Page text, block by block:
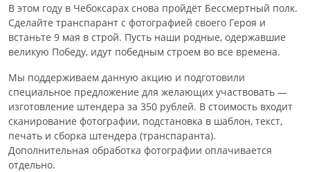
В этом году в Чебоксарах снова пройдёт Бессмертный полк.
Сделайте транспарант с фотографией своего Героя и
встаньте 9 мая в строй. Пусть наши родные, одержавшие
великую Победу, идут победным строем во все времена.
Мы поддерживаем данную акцию и подготовили
специальное предложение для желающих участвовать —
изготовление штендера за 350 рублей. В стоимость входит
сканирование фотографии, подстановка в шаблон, текст,
печать и сборка штендера (транспаранта).
Дополнительная обработка фотографии оплачивается
отдельно.